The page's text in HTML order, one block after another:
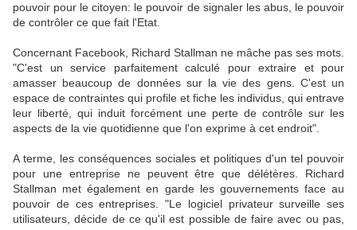
pouvoir pour le citoyen: le pouvoir de signaler les abus, le pouvoir
de contrôler ce que fait l'Etat.
Concernant Facebook, Richard Stallman ne mâche pas ses mots.
"C'est un service parfaitement calculé pour extraire et pour
amasser beaucoup de données sur la vie des gens. C'est un
espace de contraintes qui profile et fiche les individus, qui entrave
leur liberté, qui induit forcément une perte de contrôle sur les
aspects de la vie quotidienne que l'on exprime à cet endroit".
A terme, les conséquences sociales et politiques d'un tel pouvoir
pour une entreprise ne peuvent être que délétères. Richard
Stallman met également en garde les gouvernements face au
pouvoir de ces entreprises. "Le logiciel privateur surveille ses
utilisateurs, décide de ce qu'il est possible de faire avec ou pas,